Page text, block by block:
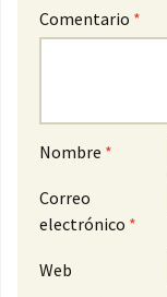
Comentario *
Nombre *
Correo
electrónico *
Web